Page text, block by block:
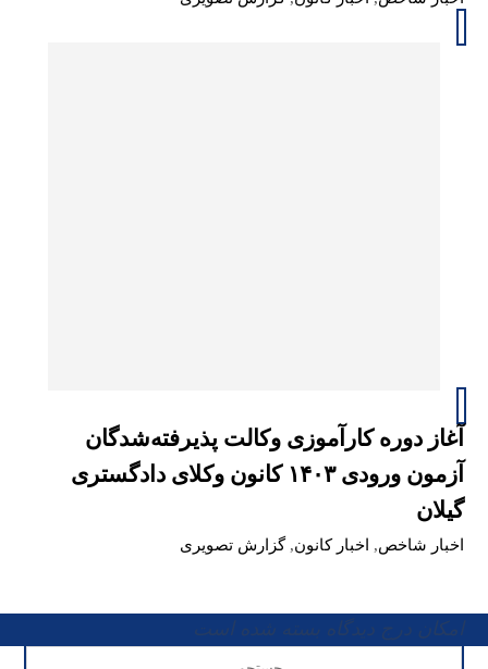
آغاز دوره کارآموزی وکالت پذیرفته‌شدگان
آزمون ورودی ۱۴۰۳ کانون وکلای دادگستری
گیلان
اخبار شاخص, اخبار کانون,گزارش تصویری